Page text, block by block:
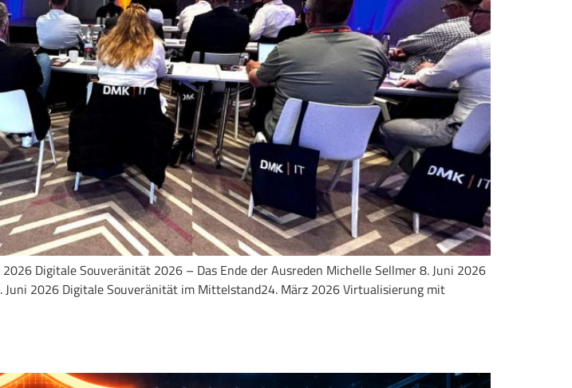
Digitale Souveränität 2026 – Das Ende der Ausreden Michelle Sellmer 8. Juni 2026
2026 Digitale Souveränität im Mittelstand24. März 2026 Virtualisierung mit